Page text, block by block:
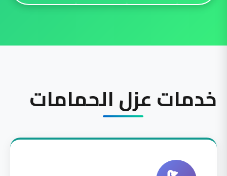
خدمات عزل الحمامات